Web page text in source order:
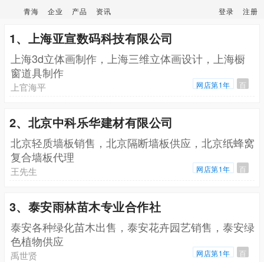
青海 企业 产品 资讯 登录 注册
1、上海亚宣数码科技有限公司
上海3d立体画制作，上海三维立体画设计，上海橱
窗道具制作
上官海平 网店第1年 百
2、北京中科乐华建材有限公司
北京轻质墙板销售，北京隔断墙板供应，北京纸蜂窝
复合墙板代理
王先生 网店第1年 百
3、泰安雨林苗木专业合作社
泰安各种绿化苗木出售，泰安花卉园艺销售，泰安绿
色植物供应
禹世贤 网店第1年 百